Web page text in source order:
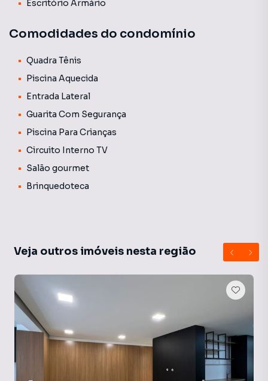
Escritório Armário
Comodidades do condomínio
Quadra Tênis
Piscina Aquecida
Entrada Lateral
Guarita Com Segurança
Piscina Para Crianças
Circuito Interno TV
Salão gourmet
Brinquedoteca
Veja outros imóveis nesta região